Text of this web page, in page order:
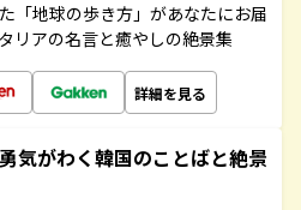
「地球の歩き方」があなたにお届
リアの名言と癒やしの絶景集
詳細を見る
気がわく韓国のことばと絶景